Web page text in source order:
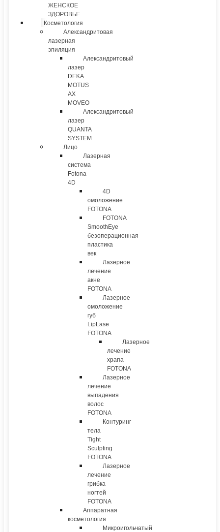
ЖЕНСКОЕ
ЗДОРОВЬЕ
Косметология
Александритовая
лазерная
эпиляция
Александритовый
лазер
DEKA
MOTUS
AX
MOVEO
Александритовый
лазер
QUANTA
SYSTEM
Лицо
Лазерная
система
Fotona
4D
4D
омоложение
FOTONA
FOTONA
SmoothEye
безоперационная
пластика
век
Лазерное
лечение
акне
FOTONA
Лазерное
омоложение
губ
LipLase
FOTONA
Лазерное
лечение
храпа
FOTONA
Лазерное
лечение
выпадения
волос
FOTONA
Контуринг
тела
Tight
Sculpting
FOTONA
Лазерное
лечение
грибка
ногтей
FOTONA
Аппаратная
косметология
Микроигольчатый